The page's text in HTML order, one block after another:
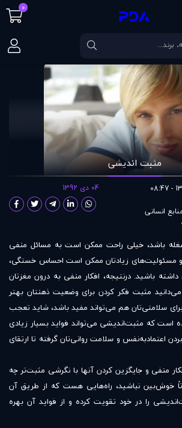
مثبت‌ اندیشی
مثبت‌ اندیشی
انسانی
04 دی 1392
باشد، خیلی راحت ممکن است به مسائل منفی
و مسئولیت‌های زیادتان ممکن است احساس خستگی،
باشید. درنتیجه، افکار منفی به درون مغزتان
می‌دانید مثبت فکر کردن برای وضعیت ذهنتان بهتر
سلامتی‌تان هم می‌تواند مفید باشد، شاید تعجب
است که مثبت‌اندیشی می‌تواند فواید بسیار زیادی
اعتمادبه‌نفس و سلامت روانی‌تان گرفته تا ارتقای
منفی و جایگزین کردن آنها با نگرشی مثبت‌تر چه
خوش‌بین نباشید، راه‌هایی هست که از طریق آن
را در خود تقویت کرده و از فواید آن بهره
0